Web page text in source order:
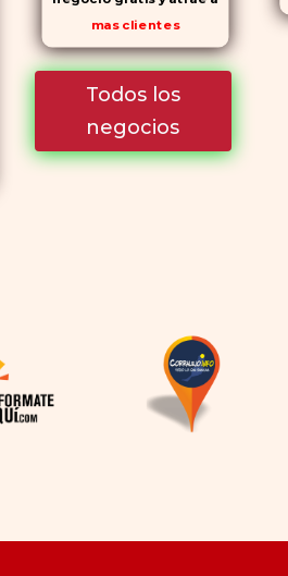
mas clientes
Todos los
negocios